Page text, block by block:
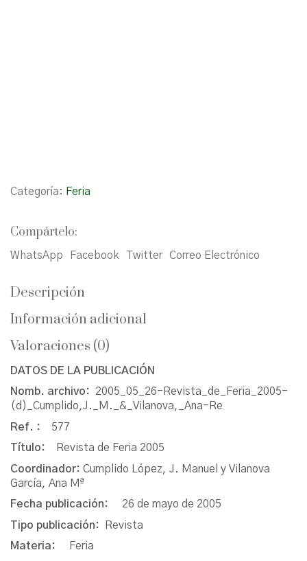
Categoría: Feria
Compártelo:
WhatsApp Facebook Twitter Correo Electrónico
Descripción
Información adicional
Valoraciones (0)
DATOS DE LA PUBLICACIÓN
Nomb. archivo: 2005_05_26-Revista_de_Feria_2005-
(d)_Cumplido,J._M._&_Vilanova,_Ana-Re
Ref. : 577
Título:
Revista de Feria 2005
Coordinador: Cumplido López, J. Manuel y Vilanova
García, Ana Mª
Fecha publicación: 26 de mayo de 2005
Tipo publicación:
Revista
Materia:
Feria